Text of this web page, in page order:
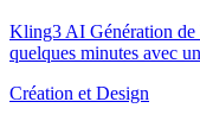
Kling3 AI Génération de
quelques minutes avec
Création et Design